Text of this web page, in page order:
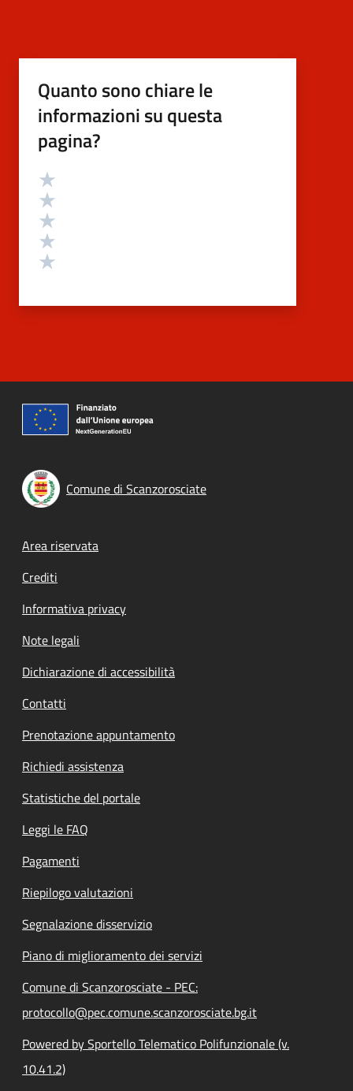
Quanto sono chiare le
informazioni su questa
pagina?
Valutazione
Comune di Scanzorosciate
Footer menu
Area riservata
Crediti
Informativa privacy
Note legali
Dichiarazione di accessibilità
Contatti
Prenotazione appuntamento
Richiedi assistenza
Statistiche del portale
Leggi le FAQ
Pagamenti
Riepilogo valutazioni
Segnalazione disservizio
Piano di miglioramento dei servizi
Comune di Scanzorosciate - PEC:
protocollo@pec.comune.scanzorosciate.bg.it
Powered by Sportello Telematico Polifunzionale (v.
10.41.2)